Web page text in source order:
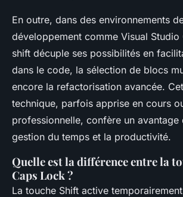
En outre, dans des environnements
développement comme Visual
shift décuple ses possibilités en
dans le code, la sélection de blocs
encore la refactorisation avancée.
technique, parfois apprise en cours
professionnelle, confère un avantage
gestion du temps et la productivité.
Quelle est la différence entre la
Caps Lock ?
La touche Shift active